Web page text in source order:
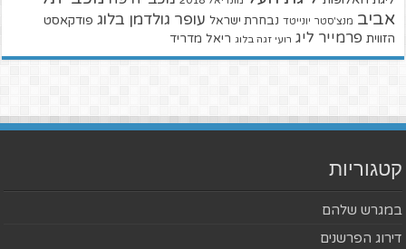
אביב מנצ'סטר יונייטד נבחרת ישראל עופר גולדמן בלוג פודקאסט
הזווית פרמייר ליג רועי זגה בלוג ריאל מדריד
קטגוריות
במגרש שלהם
דירוג הפרשנים